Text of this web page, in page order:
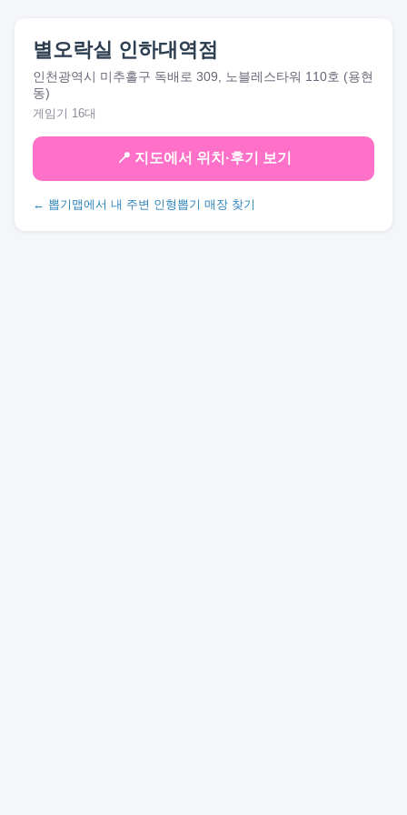
별오락실 인하대역점
인천광역시 미추홀구 독배로 309, 노블레스타워 110호 (용현
동)
게임기 16대
📍 지도에서 위치·후기 보기
← 뽑기맵에서 내 주변 인형뽑기 매장 찾기